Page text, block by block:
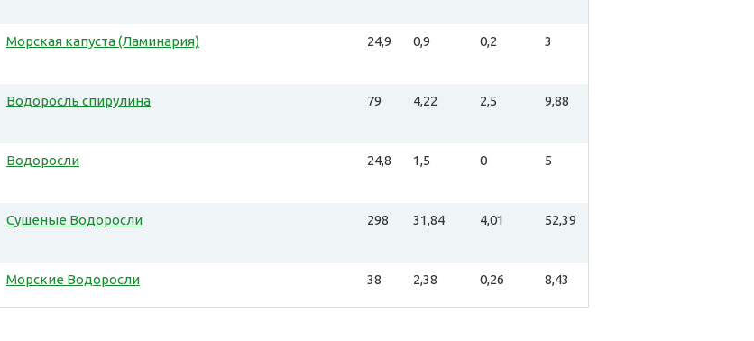
Морская капуста (Ламинария) 24,9 0,9 0,2 3
Водоросль спирулина 79 4,22 2,5 9,88
Водоросли 24,8 1,5 0 5
Сушеные Водоросли 298 31,84 4,01 52,39
Морские Водоросли 38 2,38 0,26 8,43